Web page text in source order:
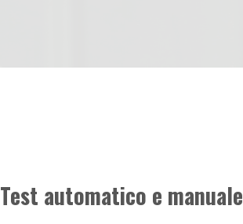
Test automatico e manuale